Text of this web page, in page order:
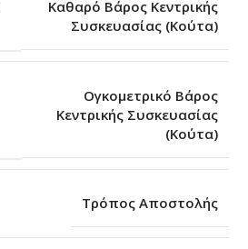
Καθαρό Βάρος Κεντρικής
Συσκευασίας (Κούτα)
Ογκομετρικό Βάρος
Κεντρικής Συσκευασίας
(Κούτα)
Τρόπος Αποστολής